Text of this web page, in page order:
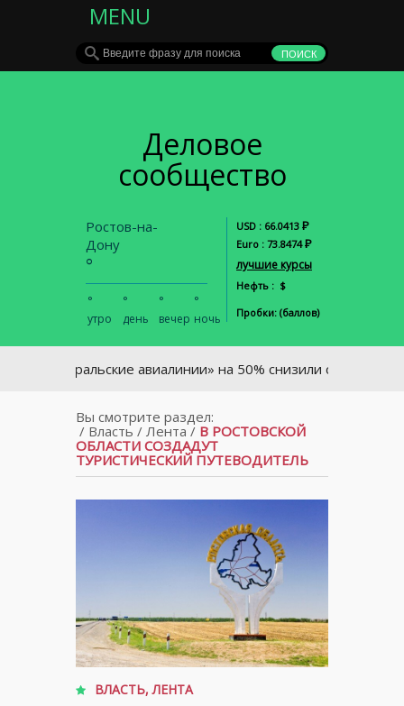
MENU
Деловое
сообщество
Ростов-на-
Дону
°
°
утро
°
день
°
вечер
°
ночь
USD : 66.0413 Р
Euro : 73.8474Р
лучшие курсы
Нефть : $
Пробки: (баллов)
«Уральские авиалинии» на 50% снизили стоимость
Вы смотрите раздел:
/ Власть / Лента / В РОСТОВСКОЙ
ОБЛАСТИ СОЗДАДУТ
ТУРИСТИЧЕСКИЙ ПУТЕВОДИТЕЛЬ
ВЛАСТЬ,ЛЕНТА